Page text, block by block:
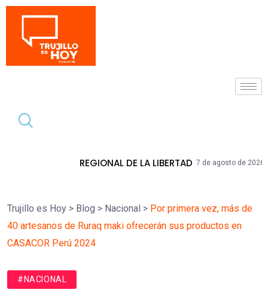
DE LA LIBERTAD 7 de agosto de 2026 HIDRANDINA
Trujillo es Hoy > Blog > Nacional > Por primera vez, más de
40 artesanos de Ruraq maki ofrecerán sus productos en
CASACOR Perú 2024
#NACIONAL